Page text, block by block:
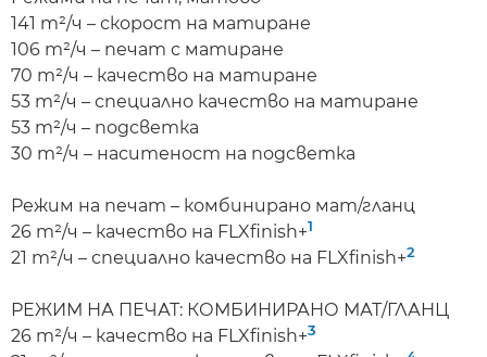
141 m²/ч – скорост на матиране
106 m²/ч – печат с матиране
70 m²/ч – качество на матиране
53 m²/ч – специално качество на матиране
53 m²/ч – подсветка
30 m²/ч – наситеност на подсветка
Режим на печат – комбинирано мат/гланц
26 m²/ч – качество на FLXfinish+1
21 m²/ч – специално качество на FLXfinish+2
РЕЖИМ НА ПЕЧАТ: КОМБИНИРАНО МАТ/ГЛАНЦ
26 m²/ч – качество на FLXfinish+3